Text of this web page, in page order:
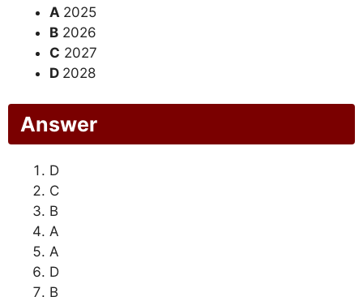
A 2025
B 2026
C 2027
D 2028
Answer
D
C
B
A
A
D
B